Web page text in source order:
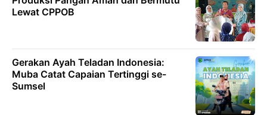
Lewat CPPOB
Gerakan Ayah Teladan Indonesia:
Muba Catat Capaian Tertinggi se-
Sumsel